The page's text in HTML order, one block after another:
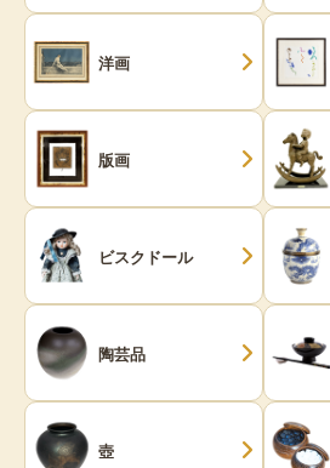
洋画
版画
ビスクドール
陶芸品
壺